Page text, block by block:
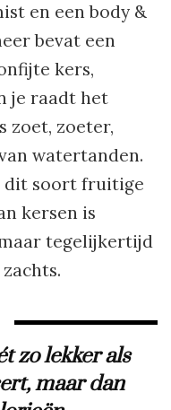
en een body &
bevat een
kers,
je raadt het
zoet, zoeter,
watertanden.
dit soort fruitige
kersen is
tegelijkertijd
zo lekker als
maar dan